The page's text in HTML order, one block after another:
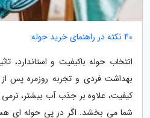
40 نکته در راهنمای خرید حوله
انتخاب حوله باکیفیت و استاندارد،
بهداشت فردی و تجربه روزمره پس
کیفیت، علاوه بر جذب آب بیشتر،
شما می بخشد. اگر در پی حوله ای